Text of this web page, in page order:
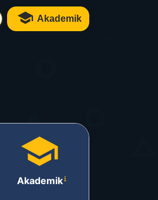
Akademik
Akademik